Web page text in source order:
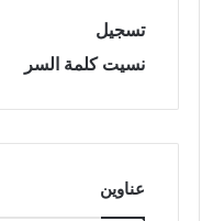
تسجيل
نسيت كلمة السر
عناوين